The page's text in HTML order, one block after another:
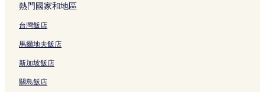
索納西富國夜市附近的飯店
翁朗海灘附近的飯店
6 區飯店
富國國家公園附近的飯店
大世界商店街附近的飯店
熱門國家和地區
台灣飯店
馬爾地夫飯店
新加坡飯店
關島飯店